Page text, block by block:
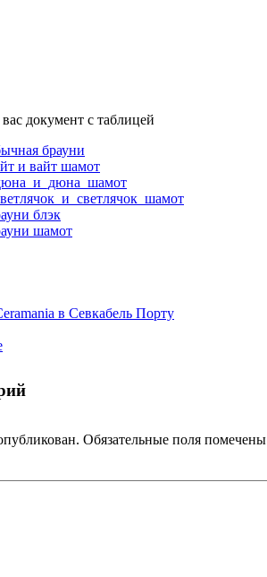
документ с таблицей
брауни
и вайт шамот
блэк
шамот
в Севкабель Порту
Обязательные поля помечены